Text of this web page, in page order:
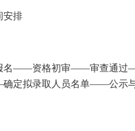
安排
名——资格初审——审查通
定拟录取人员名单——公示与